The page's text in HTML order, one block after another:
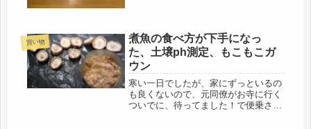
買い物
煮魚の食べ方が下手になっ
た、土壌ph測定、もこもこガ
ウン
寒い一日でしたが、家にずっといるの
も良くないので、元同僚がお寺に行く
ついでに、待ってました！で便乗させ